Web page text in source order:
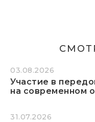
03.08.2026
Участие в
на современном
31.07.2026